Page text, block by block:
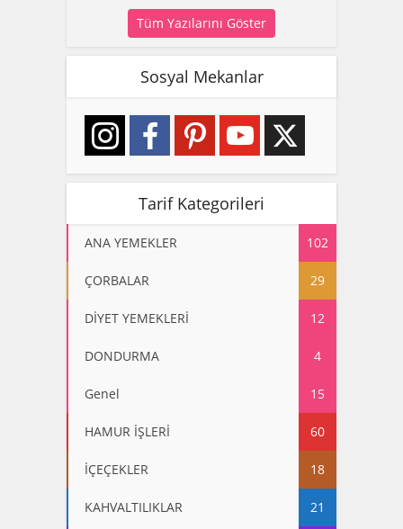
Tüm Yazılarını Göster
Sosyal Mekanlar
Tarif Kategorileri
ANA YEMEKLER 102
ÇORBALAR 29
DİYET YEMEKLERİ 12
DONDURMA 4
Genel 15
HAMUR İŞLERİ 60
İÇEÇEKLER 18
KAHVALTILIKLAR 21